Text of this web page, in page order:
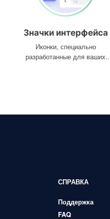
Значки интерфейса
Иконки, специально
разработанные для ваших
СПРАВКА
Поддержка
FAQ